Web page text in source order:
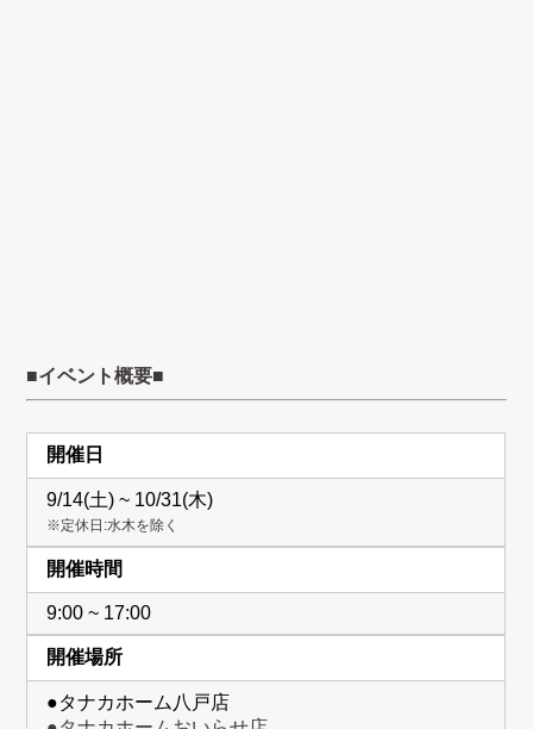
■イベント概要■
開催日
9/14(土) ~ 10/31(木)
※定休日:水木を除く
開催時間
9:00 ~ 17:00
開催場所
●タナカホーム八戸店